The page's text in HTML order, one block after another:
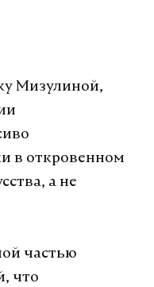
Мизулиной,
в откровенном
а не
частью
что